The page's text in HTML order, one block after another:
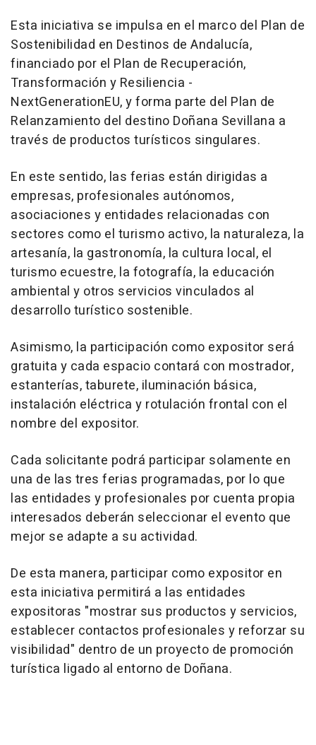
Esta iniciativa se impulsa en el marco del Plan de
Sostenibilidad en Destinos de Andalucía,
financiado por el Plan de Recuperación,
Transformación y Resiliencia -
NextGenerationEU, y forma parte del Plan de
Relanzamiento del destino Doñana Sevillana a
través de productos turísticos singulares.
En este sentido, las ferias están dirigidas a
empresas, profesionales autónomos,
asociaciones y entidades relacionadas con
sectores como el turismo activo, la naturaleza, la
artesanía, la gastronomía, la cultura local, el
turismo ecuestre, la fotografía, la educación
ambiental y otros servicios vinculados al
desarrollo turístico sostenible.
Asimismo, la participación como expositor será
gratuita y cada espacio contará con mostrador,
estanterías, taburete, iluminación básica,
instalación eléctrica y rotulación frontal con el
nombre del expositor.
Cada solicitante podrá participar solamente en
una de las tres ferias programadas, por lo que
las entidades y profesionales por cuenta propia
interesados deberán seleccionar el evento que
mejor se adapte a su actividad.
De esta manera, participar como expositor en
esta iniciativa permitirá a las entidades
expositoras "mostrar sus productos y servicios,
establecer contactos profesionales y reforzar su
visibilidad" dentro de un proyecto de promoción
turística ligado al entorno de Doñana.